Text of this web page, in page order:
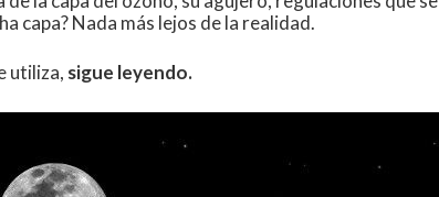
capa? Nada más lejos de la realidad.
utiliza, sigue leyendo.